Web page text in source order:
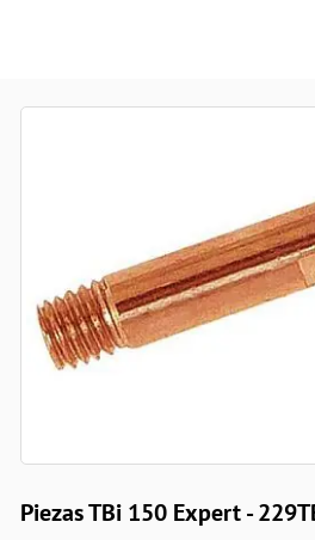
Piezas TBi 150 Expert -